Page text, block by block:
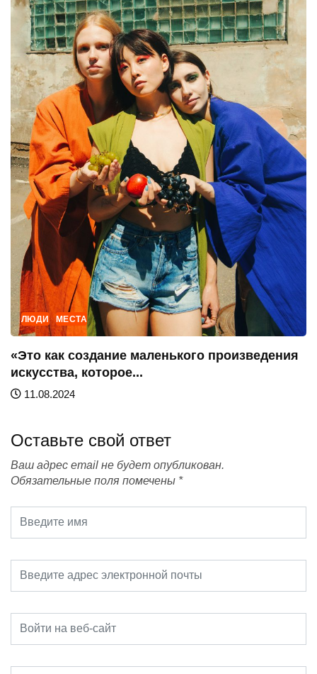
ЛЮДИ МЕСТА
«Это как создание маленького произведения
искусства, которое...
11.08.2024
Оставьте свой ответ
Ваш адрес email не будет опубликован.
Обязательные поля помечены *